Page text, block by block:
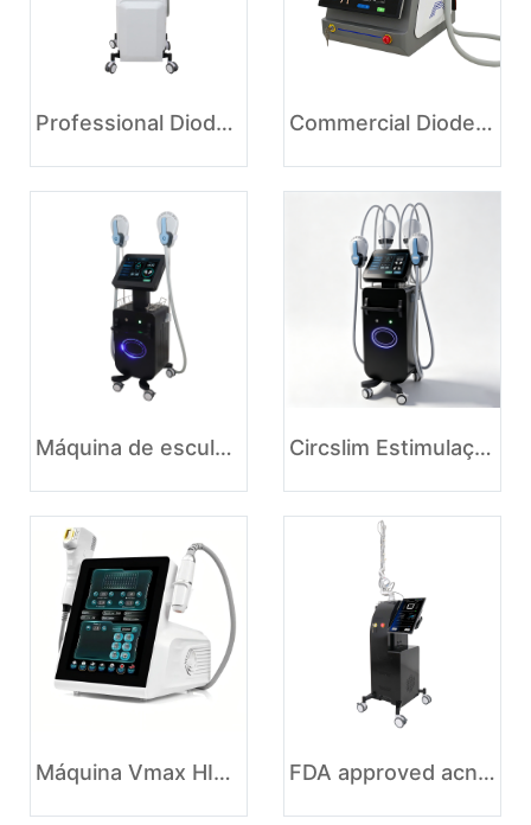
Professional Diode Laser Hair Removal Equipment for Beauty Clinic Commercial Diode Laser Hair Removal Machine with Ice Cooling System
Máquina de esculpir o corpo com eletroestimulação muscular Circslim Estimulação Muscular Eletromagnética Contorno Corporal Tesla Ems Máquina
Máquina Vmax HIFU para endurecimento da pele FDA approved acne scar removal Co2 fractional laser machine